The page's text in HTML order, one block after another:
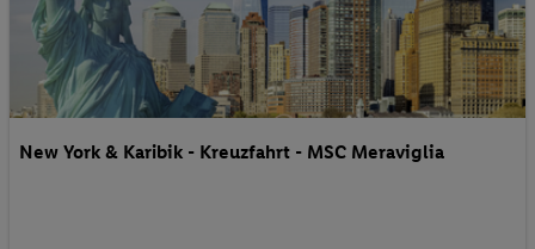
New York & Karibik - Kreuzfahrt - MSC Meraviglia